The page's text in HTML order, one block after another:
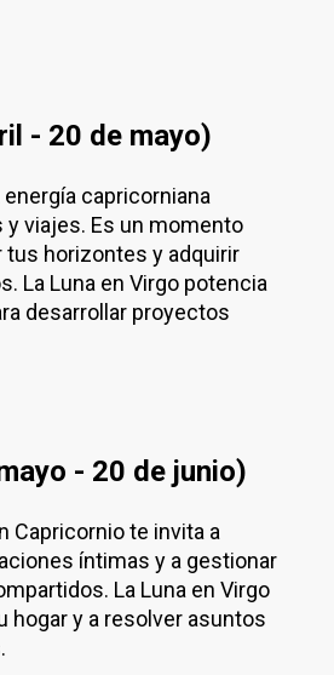
- 20 de mayo)
capricorniana
viajes. Es un momento
tus horizontes y adquirir
La Luna en Virgo potencia
desarrollar proyectos
- 20 de junio)
Capricornio te invita a
íntimas y a gestionar
La Luna en Virgo
hogar y a resolver asuntos